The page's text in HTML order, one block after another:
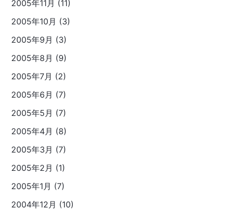
2005年11月 (11)
2005年10月 (3)
2005年9月 (3)
2005年8月 (9)
2005年7月 (2)
2005年6月 (7)
2005年5月 (7)
2005年4月 (8)
2005年3月 (7)
2005年2月 (1)
2005年1月 (7)
2004年12月 (10)